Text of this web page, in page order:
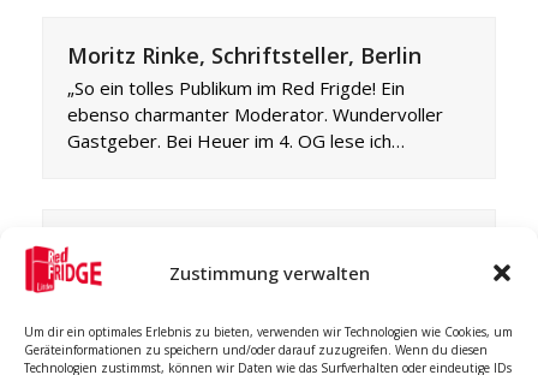
Zustimmung verwalten
Um dir ein optimales Erlebnis zu bieten, verwenden wir Technologien wie Cookies, um
Geräteinformationen zu speichern und/oder darauf zuzugreifen. Wenn du diesen
Technologien zustimmst, können wir Daten wie das Surfverhalten oder eindeutige IDs
Moritz Rinke, Schriftsteller, Berlin
„So ein tolles Publikum im Red Frigde! Ein
ebenso charmanter Moderator. Wundervoller
Gastgeber. Bei Heuer im 4. OG lese ich…
Dr. Sabine Fischer, Politologin,
Stiftung Wissenschaft und Politik,
Der Rote Kühlschrank von Marco Heuer ist eine
wunderbar basisdemokratische und kreative